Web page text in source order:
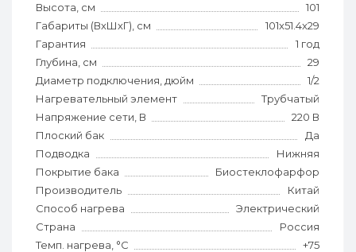
Высота, см
101
Габариты (ВхШхГ), см
101x51.4x29
Гарантия
1 год
Глубина, см
29
Диаметр подключения, дюйм
1/2
Нагревательный элемент
Трубчатый
Напряжение сети, В
220 В
Плоский бак
Да
Подводка
Нижняя
Покрытие бака
Биостеклофарфор
Производитель
Китай
Способ нагрева
Электрический
Страна
Россия
Темп. нагрева, °С
+75